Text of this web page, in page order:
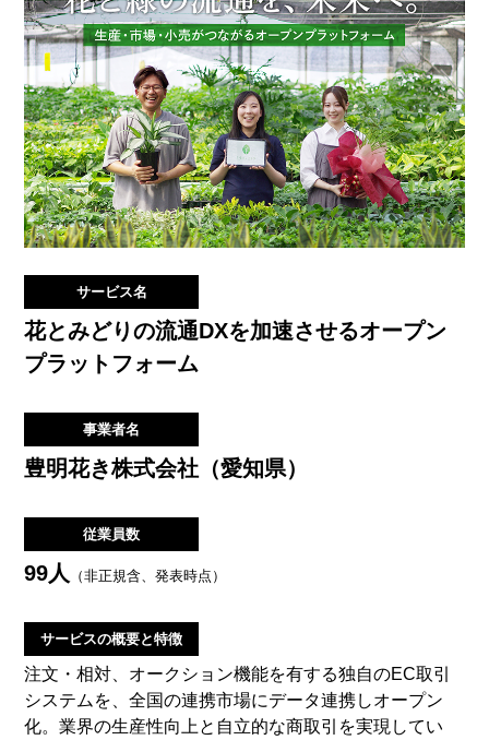
審査基準
受賞一覧
サービス名
花とみどりの流通DXを加速させるオープン
プラットフォーム
事業者名
豊明花き株式会社（愛知県）
従業員数
99人 （非正規含、発表時点）
サービスの概要と特徴
注文・相対、オークション機能を有する独自のEC取引
システムを、全国の連携市場にデータ連携しオープン
化。業界の生産性向上と自立的な商取引を実現してい